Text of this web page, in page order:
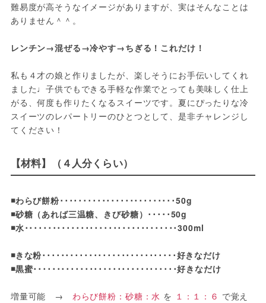
難易度が高そうなイメージがありますが、実はそんなことは
ありません＾＾。
レンチン→混ぜる→冷やす→ちぎる！これだけ！
私も４才の娘と作りましたが、楽しそうにお手伝いしてくれ
ました♩子供でもできる手軽な作業でとっても美味しく仕上
がる、何度も作りたくなるスイーツです。夏にぴったりな冷
スイーツのレパートリーのひとつとして、是非チャレンジし
てください！
【材料】（４人分くらい）
◾️わらび餅粉･････････････････････････50g
◾️砂糖（あれば三温糖、きび砂糖）･････50g
◾️水･････････････････････････････････300ml
◾️きな粉･････････････････････････････好きなだけ
◾️黒蜜･･･････････････････････････････好きなだけ
増量可能　→ わらび餅粉：砂糖：水 を １：１：６ で覚え